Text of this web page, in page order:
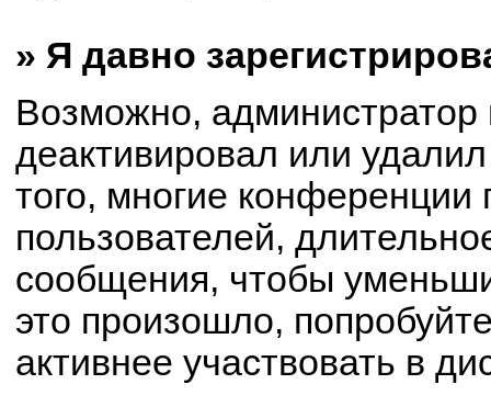
» Я давно
Возможно, администратор
деактивировал или
того, многие конференции
пользователей,
сообщения, чтобы
это произошло,
активнее участвовать в